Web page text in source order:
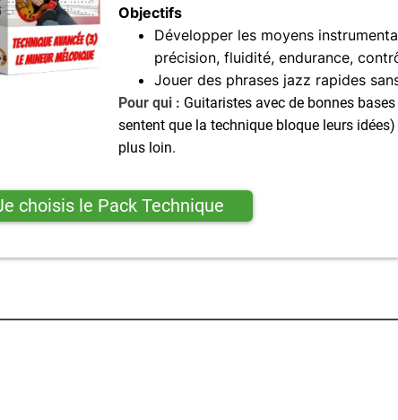
Objectifs
Développer les moyens
précision, fluidité, endurance,
Jouer des phrases jazz rapides
Pour qui : Guitaristes avec de bonnes
sentent que la technique bloque leurs
plus loin.
choisis le Pack Technique